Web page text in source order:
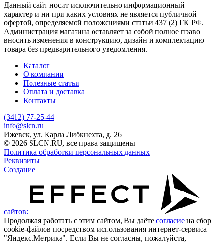
Данный сайт носит исключительно информационный
характер и ни при каких условиях не является публичной
офертой, определяемой положениями статьи 437 (2) ГK РФ.
Администрация магазина оставляет за собой полное право
вносить изменения в конструкцию, дизайн и комплектацию
товара без предварительного уведомления.
Каталог
О компании
Полезные статьи
Оплата и доставка
Контакты
(3412) 77-25-44
info@slcn.ru
Ижевск, ул. Карла Либкнехта, д. 26
© 2026 SLCN.RU, все права защищены
Политика обработки персональных данных
Реквизиты
Создание
сайтов:
Продолжая работать с этим сайтом, Вы даёте согласие на сбор
cookie-файлов посредством использования интернет-сервиса
"Яндекс.Метрика". Если Вы не согласны, пожалуйста,